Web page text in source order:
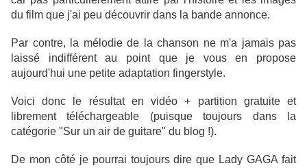
du film que j'ai peu découvrir dans la bande annonce.
Par contre, la mélodie de la chanson ne m'a jamais pas
laissé indifférent au point que je vous en propose
aujourd'hui une petite adaptation fingerstyle.
Voici donc le résultat en vidéo + partition gratuite et
librement téléchargeable (puisque toujours dans la
catégorie "Sur un air de guitare" du blog !).
De mon côté je pourrai toujours dire que Lady GAGA fait